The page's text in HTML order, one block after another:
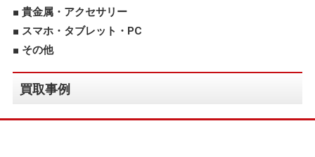
貴金属・アクセサリー
スマホ・タブレット・PC
その他
買取事例